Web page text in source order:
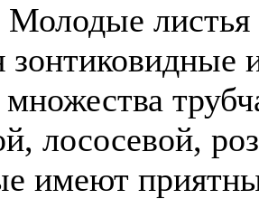
множества
лососевой,
имеют